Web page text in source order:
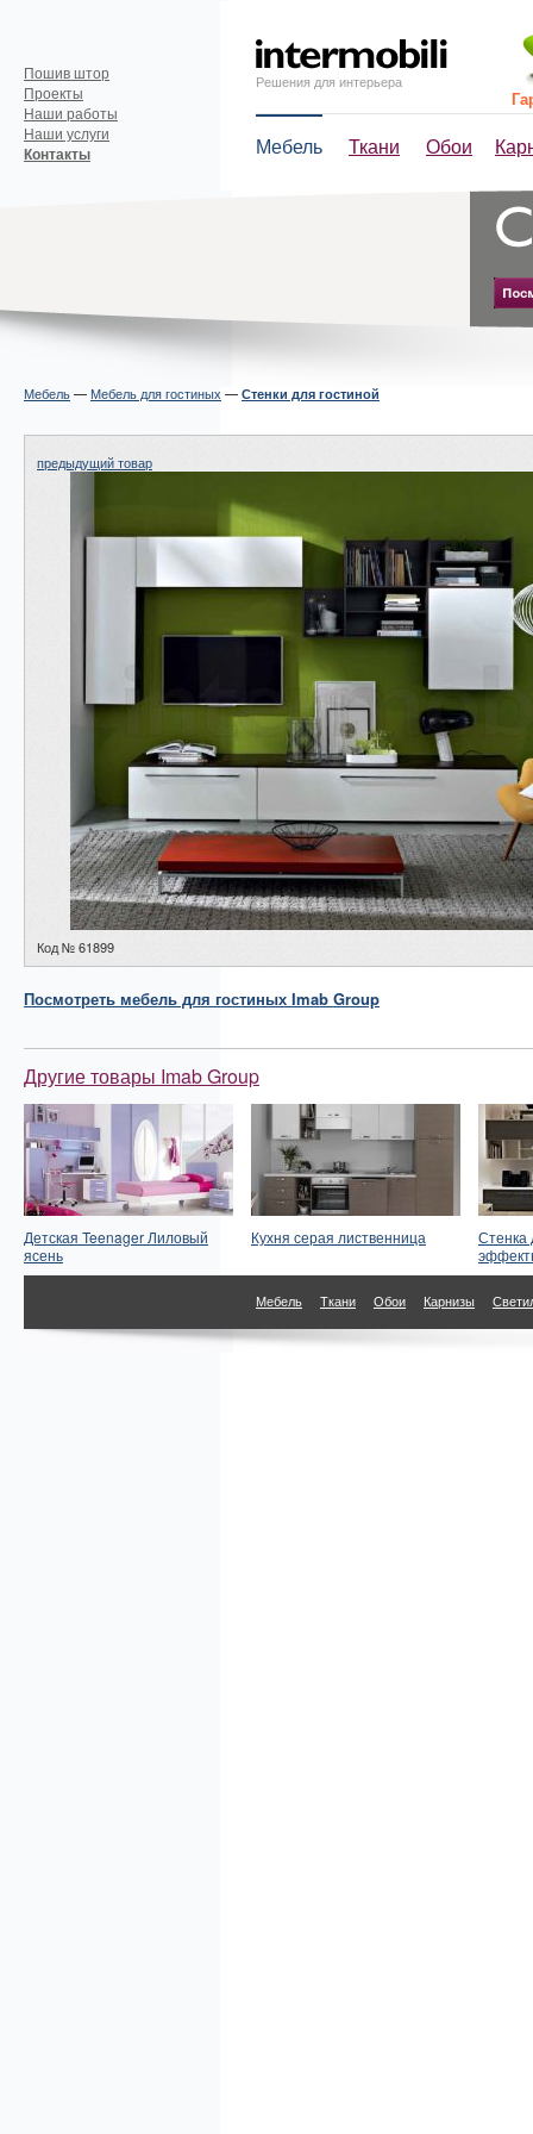
Решения для интерьера
Мебель Ткани Обои
Пошив штор
Проекты
Наши работы
Наши услуги
Контакты
Мебель— Мебель для гостиных — Стенки для гостиной
предыдущий товар
Код № 61899
Посмотреть мебель для гостиных Imab Group
Другие товары Imab Group
Детская Teenager Лиловый
ясень
Кухня серая лиственница
Стенка
Мебель Ткани Обои Карнизы